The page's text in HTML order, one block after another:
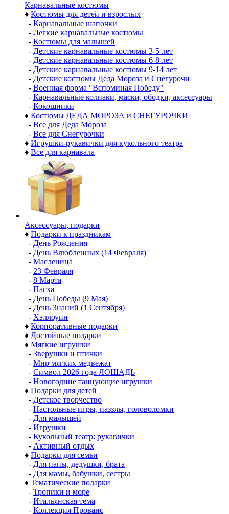
Карнавальные костюмы
♦ Костюмы для детей и взрослых
- Карнавальные шапочки
- Легкие карнавальные костюмы
- Костюмы для малышей
- Детские карнавальные костюмы 3-5 лет
- Детские карнавальные костюмы 6-8 лет
- Детские карнавальные костюмы 9-14 лет
- Детские костюмы Деда Мороза и Снегурочи
- Военная форма "Вспоминая Победу"
- Карнавальные колпаки, маски, ободки, аксессуары
- Кокошники
♦ Костюмы ДЕДА МОРОЗА и СНЕГУРОЧКИ
- Все для Деда Мороза
- Все для Снегурочки
♦ Игрушки-рукавички для кукольного театра
♦ Все для карнавала
Аксессуары, подарки
♦ Подарки к праздникам
- День Рождения
- День Влюбленных (14 Февраля)
- Масленица
- 23 Февраля
- 8 Марта
- Пасха
- День Победы (9 Мая)
- День Знаний (1 Сентября)
- Хэллоуин
♦ Корпоративные подарки
♦ Достойные подарки
♦ Мягкие игрушки
- Зверушки и птички
- Мир мягких медвежат
- Символ 2026 года ЛОШАДЬ
- Новогодние танцующие игрушки
♦ Подарки для детей
- Детское творчество
- Настольные игры, паззлы, головоломки
- Для малышей
- Игрушки
- Кукольный театр: рукавички
- Активный отдых
♦ Подарки для семьи
- Для папы, дедушки, брата
- Для мамы, бабушки, сестры
♦ Тематические подарки
- Тропики и море
- Итальянская тема
- Коллекция Прованс